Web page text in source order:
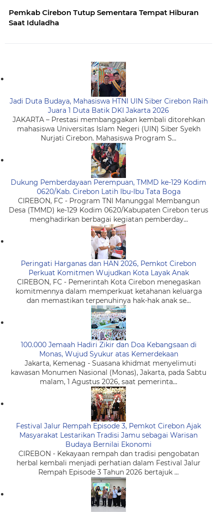
Pemkab Cirebon Tutup Sementara Tempat Hiburan
Saat Iduladha
Jadi Duta Budaya, Mahasiswa HTNI UIN Siber Cirebon Raih
Juara 1 Duta Batik DKI Jakarta 2026
JAKARTA – Prestasi membanggakan kembali ditorehkan
mahasiswa Universitas Islam Negeri (UIN) Siber Syekh
Nurjati Cirebon. Mahasiswa Program S...
Dukung Pemberdayaan Perempuan, TMMD ke-129 Kodim
0620/Kab. Cirebon Latih Ibu-Ibu Tata Boga
CIREBON, FC - Program TNI Manunggal Membangun
Desa (TMMD) ke-129 Kodim 0620/Kabupaten Cirebon terus
menghadirkan berbagai kegiatan pemberday...
Peringati Harganas dan HAN 2026, Pemkot Cirebon
Perkuat Komitmen Wujudkan Kota Layak Anak
CIREBON, FC - Pemerintah Kota Cirebon menegaskan
komitmennya dalam memperkuat ketahanan keluarga
dan memastikan terpenuhinya hak-hak anak se...
100.000 Jemaah Hadiri Zikir dan Doa Kebangsaan di
Monas, Wujud Syukur atas Kemerdekaan
Jakarta, Kemenag - Suasana khidmat menyelimuti
kawasan Monumen Nasional (Monas), Jakarta, pada Sabtu
malam, 1 Agustus 2026, saat pemerinta...
Festival Jalur Rempah Episode 3, Pemkot Cirebon Ajak
Masyarakat Lestarikan Tradisi Jamu sebagai Warisan
Budaya Bernilai Ekonomi
CIREBON - Kekayaan rempah dan tradisi pengobatan
herbal kembali menjadi perhatian dalam Festival Jalur
Rempah Episode 3 Tahun 2026 bertajuk ...